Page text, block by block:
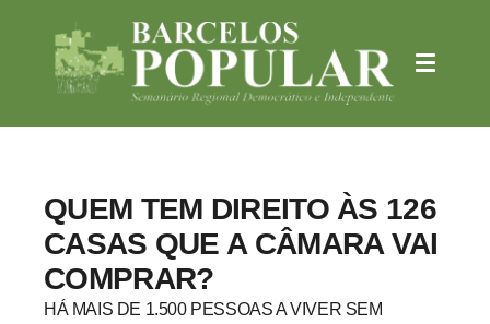
QUEM TEM DIREITO ÀS 126
CASAS QUE A CÂMARA VAI
COMPRAR?
HÁ MAIS DE 1.500 PESSOAS A VIVER SEM